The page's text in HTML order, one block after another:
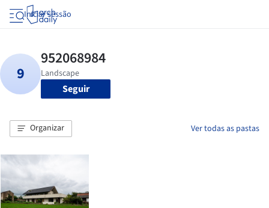
Iniciar sessão
Seguir
Organizar Ver todas as pastas